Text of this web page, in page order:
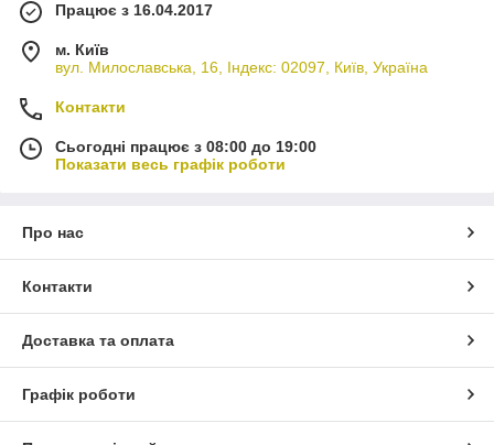
Працює з 16.04.2017
м. Київ
вул. Милославська, 16, Індекс: 02097, Київ, Україна
Контакти
Сьогодні працює з 08:00 до 19:00
Показати весь графік роботи
Про нас
Контакти
Доставка та оплата
Графік роботи